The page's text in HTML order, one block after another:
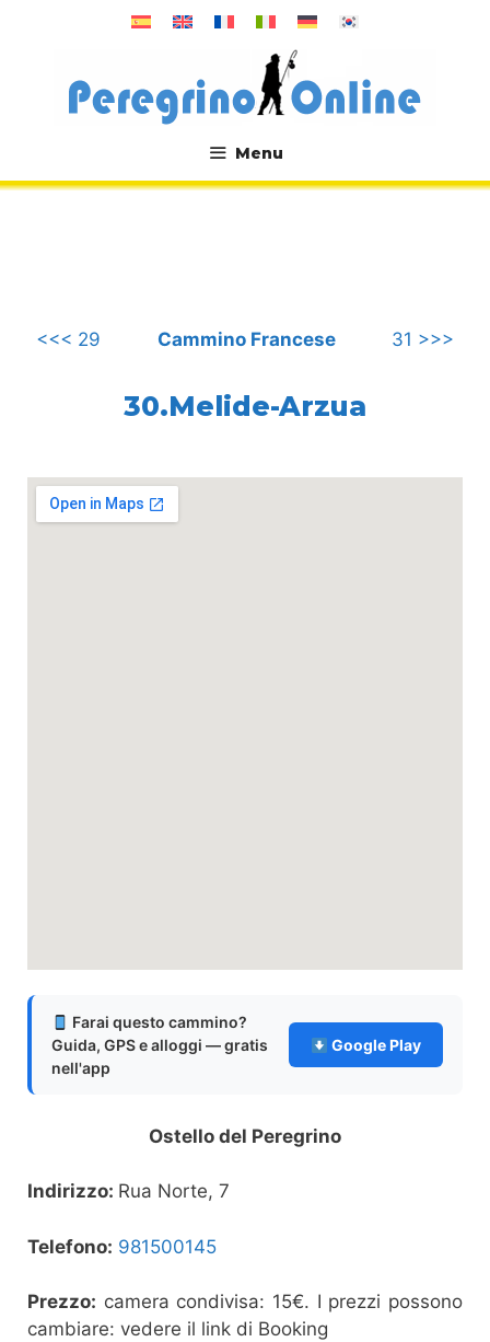
Menu
.
<<< 29 Cammino Francese 31 >>>
30.Melide-Arzua
Farai questo cammino?
Guida, GPS e alloggi — gratis
nell'app
Google Play
Ostello del Peregrino
Indirizzo: Rua Norte, 7
Telefono: 981500145
Prezzo: camera condivisa: 15€. I prezzi possono
cambiare: vedere il link di Booking